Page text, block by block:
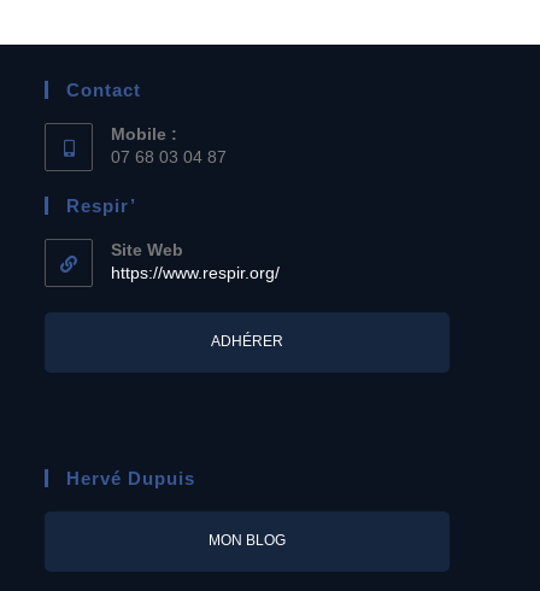
Contact
Mobile :
07 68 03 04 87
Respir’
Site Web
https://www.respir.org/
ADHÉRER
Hervé Dupuis
MON BLOG